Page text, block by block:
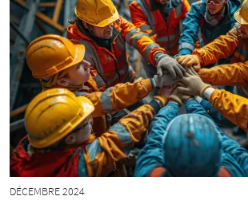
DÉCEMBRE 2024